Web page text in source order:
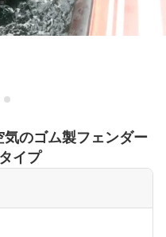
のゴム製フェンダー
イプ